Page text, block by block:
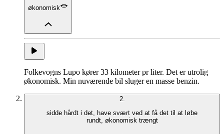
økonomisk
Folkevogns Lupo kører 33 kilometer pr liter. Det er utrolig
økonomisk. Min nuværende bil sluger en masse benzin.
2.
sidde hårdt i det
have svært ved at få det til at løbe
rundt, økonomisk trængt